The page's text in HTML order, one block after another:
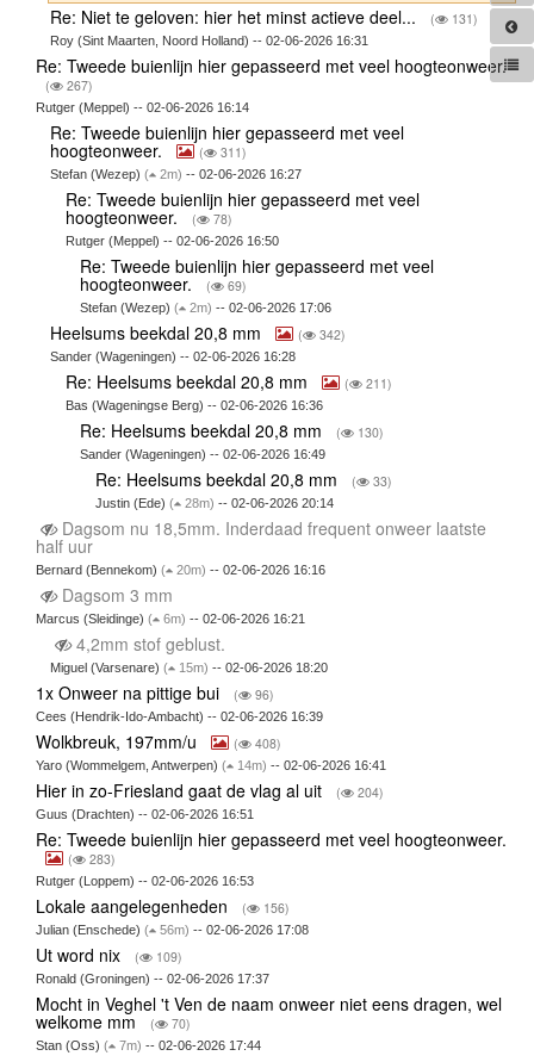
Re: Niet te geloven: hier het minst actieve deel... ( 131)
Roy (Sint Maarten, Noord Holland) -- 02-06-2026 16:31
Re: Tweede buienlijn hier gepasseerd met veel hoogteonweer.
( 267)
Rutger (Meppel) -- 02-06-2026 16:14
Re: Tweede buienlijn hier gepasseerd met veel
hoogteonweer. ( 311)
Stefan (Wezep)( 2m) -- 02-06-2026 16:27
Re: Tweede buienlijn hier gepasseerd met veel
hoogteonweer. ( 78)
Rutger (Meppel) -- 02-06-2026 16:50
Re: Tweede buienlijn hier gepasseerd met veel
hoogteonweer. ( 69)
Stefan (Wezep)( 2m) -- 02-06-2026 17:06
Heelsums beekdal 20,8 mm ( 342)
Sander (Wageningen) -- 02-06-2026 16:28
Re: Heelsums beekdal 20,8 mm ( 211)
Bas (Wageningse Berg) -- 02-06-2026 16:36
Re: Heelsums beekdal 20,8 mm ( 130)
Sander (Wageningen) -- 02-06-2026 16:49
Re: Heelsums beekdal 20,8 mm ( 33)
Justin (Ede) ( 28m) -- 02-06-2026 20:14
Dagsom nu 18,5mm. Inderdaad frequent onweer laatste
half uur
Bernard (Bennekom) ( 20m) -- 02-06-2026 16:16
Dagsom 3 mm
Marcus (Sleidinge) ( 6m) -- 02-06-2026 16:21
4,2mm stof geblust.
Miguel (Varsenare)( 15m) -- 02-06-2026 18:20
1x Onweer na pittige bui ( 96)
Cees (Hendrik-Ido-Ambacht) -- 02-06-2026 16:39
Wolkbreuk, 197mm/u ( 408)
Yaro (Wommelgem, Antwerpen) ( 14m) -- 02-06-2026 16:41
Hier in zo-Friesland gaat de vlag al uit ( 204)
Guus (Drachten) -- 02-06-2026 16:51
Re: Tweede buienlijn hier gepasseerd met veel hoogteonweer.
( 283)
Rutger (Loppem) -- 02-06-2026 16:53
Lokale aangelegenheden ( 156)
Julian (Enschede) ( 56m) -- 02-06-2026 17:08
Ut word nix ( 109)
Ronald (Groningen) -- 02-06-2026 17:37
Mocht in Veghel 't Ven de naam onweer niet eens dragen, wel
welkome mm ( 70)
Stan (Oss) ( 7m) -- 02-06-2026 17:44